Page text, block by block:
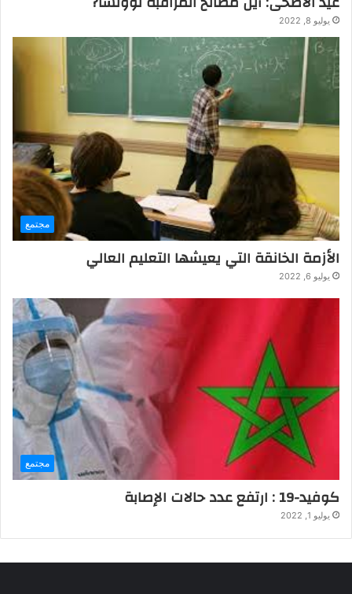
يوليو 8, 2022
مجتمع
الأزمة الخانقة التي يعيشها التعليم العالي
يوليو 6, 2022
مجتمع
كوفيد-19 : ارتفع عدد حالات الإصابة
يوليو 1, 2022